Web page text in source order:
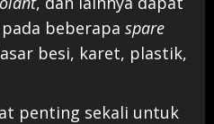
beberapa spare
besi, karet, plastik,
penting sekali untuk